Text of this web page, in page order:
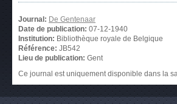
Journal: De Gentenaar
Date de publication: 07-12-1940
Institution: Bibliothèque royale de Belgique
Référence: JB542
Lieu de publication: Gent
Ce journal est uniquement disponible dans la